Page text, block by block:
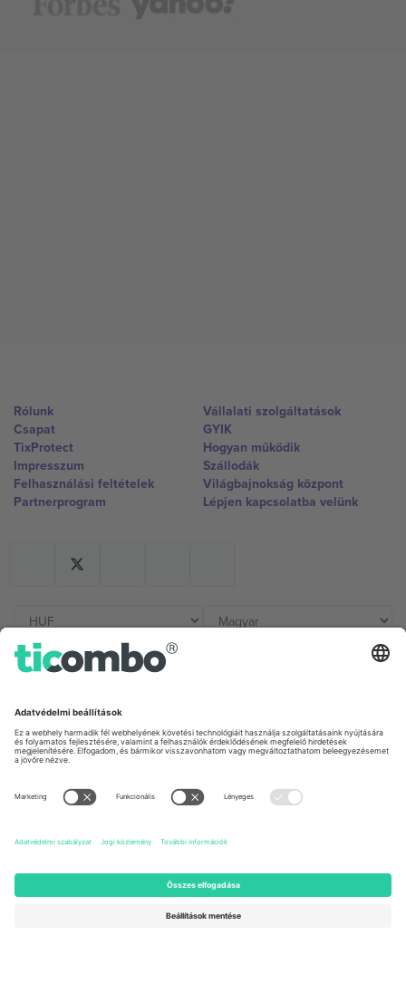
Rólunk
Csapat
TixProtect
Impresszum
Felhasználási feltételek
Partnerprogram
Vállalati szolgáltatások
GYIK
Hogyan működik
Szállodák
Világbajnokság központ
Lépjen kapcsolatba velünk
Germany
Unter den Linden 24, 10117
Berlin, Germany
United Kingdom
167 City Road, London, Greater
Newark, Delaware 19713, United
States
Engelberg, Switzerland